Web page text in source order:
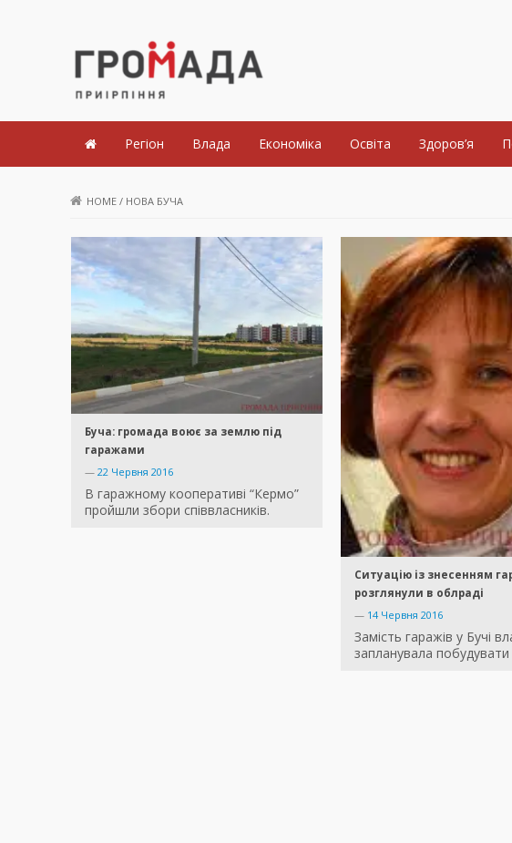
Громада Приірпіння
Регіон Влада Економіка Освіта Здоров’я
HOME / НОВА БУЧА
Буча: громада воює за землю під
гаражами
— 22 Червня 2016
В гаражному кооперативі “Кермо”
пройшли збори співвласників.
Ситуацію із знесенням
розглянули в облраді
— 14 Червня 2016
Замість гаражів у Бучі
запланувала побудувати